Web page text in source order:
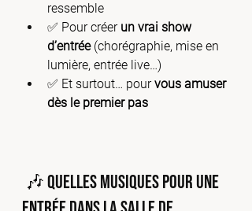
ressemble
✅ Pour créer un vrai show
d’entrée (chorégraphie, mise en
lumière, entrée live…)
✅ Et surtout… pour vous amuser
dès le premier pas
🎶 Quelles musiques pour une